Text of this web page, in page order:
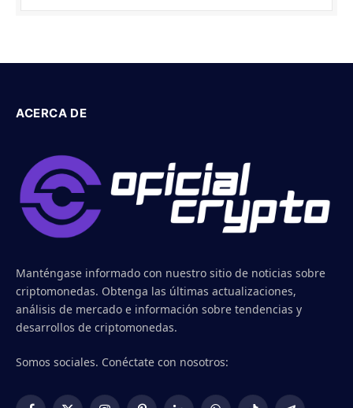
ACERCA DE
Manténgase informado con nuestro sitio de noticias sobre
criptomonedas. Obtenga las últimas actualizaciones,
análisis de mercado e información sobre tendencias y
desarrollos de criptomonedas.
Somos sociales. Conéctate con nosotros: